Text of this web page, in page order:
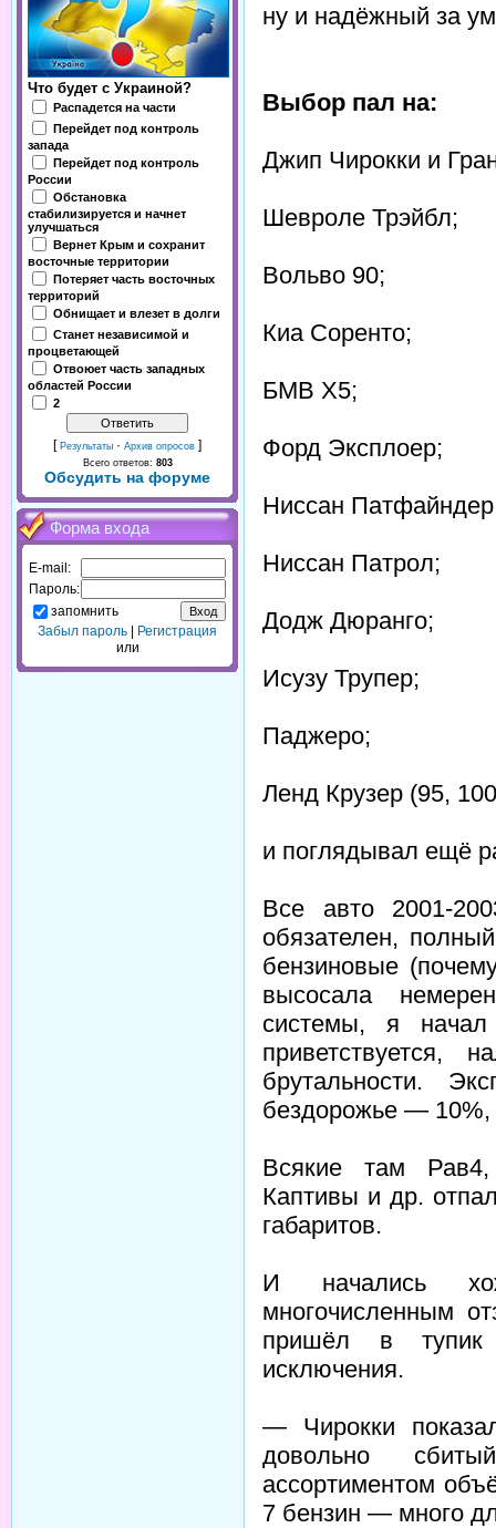
Что будет с Украиной?
Распадется на части
Перейдет под контроль
запада
Перейдет под контроль
России
Обстановка
стабилизируется и начнет
улучшаться
Вернет Крым и сохранит
восточные территории
Потеряет часть восточных
территорий
Обнищает и влезет в долги
Станет независимой и
процветающей
Отвоюет часть западных
областей России
2
[ Результаты · Архив опросов ]
Всего ответов: 803
Обсудить на форуме
Форма входа
E-mail:
Пароль:
запомнить
Забыл пароль
Регистрация
или
ну и надёжный за
Выбор пал на:
Джип Чирокки и
Шевроле Трэйбл;
Вольво 90;
Киа Соренто;
БМВ Х5;
Форд Эксплоер;
Ниссан
Ниссан Патрол;
Додж Дюранго;
Исузу Трупер;
Паджеро;
Ленд Крузер (95,
и поглядывал ещё
Все авто 2001-
обязателен,
бензиновые
высосала
системы, я начал
брутальности.
бездорожье —
Всякие там
Каптивы и др.
габаритов.
И начались
многочисленным
пришёл в тупик
исключения.
— Чирокки
довольно
ассортиментом
7 бензин — много